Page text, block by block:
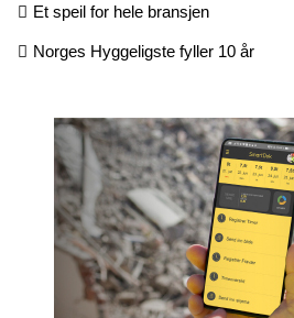
Et speil for hele bransjen
Norges Hyggeligste fyller 10 år